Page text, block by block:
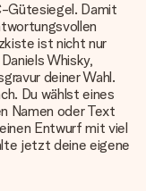
Gütesiegel. Damit
ist nicht nur
Whisky,
deiner Wahl.
Du wählst eines
Namen oder Text
Entwurf mit viel
jetzt deine eigene